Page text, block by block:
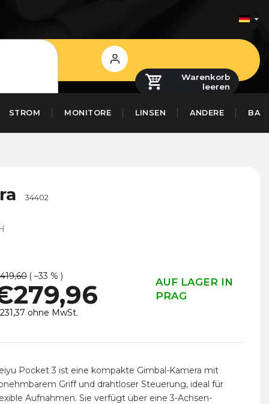
Login
Warenkorb
leeren
STROM MONITORE LINSEN ANDERE
34402
( –33 % )
AUF LAGER IN
PRAG
ohne MwSt.
Pocket 3 ist eine kompakte Gimbal-Kamera mit
Griff und drahtloser Steuerung, ideal für
Aufnahmen. Sie verfügt über eine 3-Achsen-